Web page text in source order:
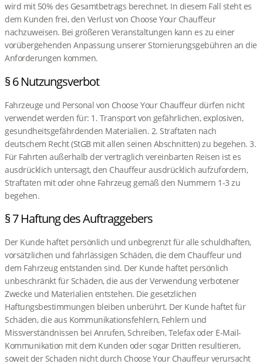
wird mit 50% des Gesamtbetrags berechnet. In diesem Fall steht es
dem Kunden frei, den Verlust von Choose Your Chauffeur
nachzuweisen. Bei größeren Veranstaltungen kann es zu einer
vorübergehenden Anpassung unserer Stornierungsgebühren an die
Anforderungen kommen.
§ 6 Nutzungsverbot
Fahrzeuge und Personal von Choose Your Chauffeur dürfen nicht
verwendet werden für: 1. Transport von gefährlichen, explosiven,
gesundheitsgefährdenden Materialien. 2. Straftaten nach
deutschem Recht (StGB mit allen seinen Abschnitten) zu begehen. 3.
Für Fahrten außerhalb der vertraglich vereinbarten Reisen ist es
ausdrücklich untersagt, den Chauffeur ausdrücklich aufzufordern,
Straftaten mit oder ohne Fahrzeug gemäß den Nummern 1-3 zu
begehen.
§ 7 Haftung des Auftraggebers
Der Kunde haftet persönlich und unbegrenzt für alle schuldhaften,
vorsätzlichen und fahrlässigen Schäden, die dem Chauffeur und
dem Fahrzeug entstanden sind. Der Kunde haftet persönlich
unbeschränkt für Schäden, die aus der Verwendung verbotener
Zwecke und Materialien entstehen. Die gesetzlichen
Haftungsbestimmungen bleiben unberührt. Der Kunde haftet für
Schäden, die aus Kommunikationsfehlern, Fehlern und
Missverständnissen bei Anrufen, Schreiben, Telefax oder E-Mail-
Kommunikation mit dem Kunden oder sogar Dritten resultieren,
soweit der Schaden nicht durch Choose Your Chauffeur verursacht